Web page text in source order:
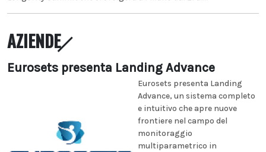
AZIENDE
Eurosets presenta Landing Advance
Eurosets presenta Landing
Advance, un sistema completo
e intuitivo che apre nuove
frontiere nel campo del
monitoraggio
multiparametrico in